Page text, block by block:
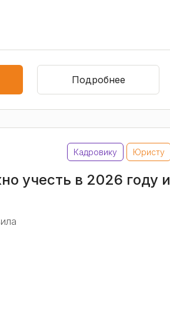
Подробнее
учесть в 2026 году и
Кадровику Юристу